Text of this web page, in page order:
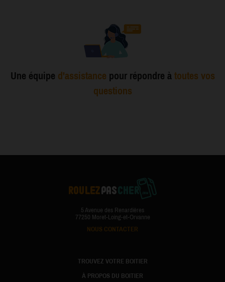
Une équipe d'assistance pour répondre à toutes vos
questions
5 Avenue des Renardières
77250 Moret-Loing-et-Orvanne
NOUS CONTACTER
TROUVEZ VOTRE BOITIER
À PROPOS DU BOITIER